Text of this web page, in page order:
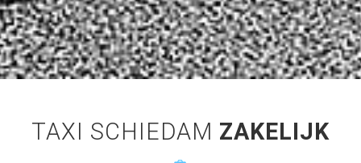
TAXI SCHIEDAM ZAKELIJK